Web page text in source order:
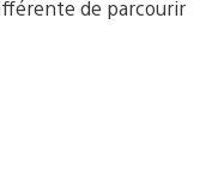
de parcourir